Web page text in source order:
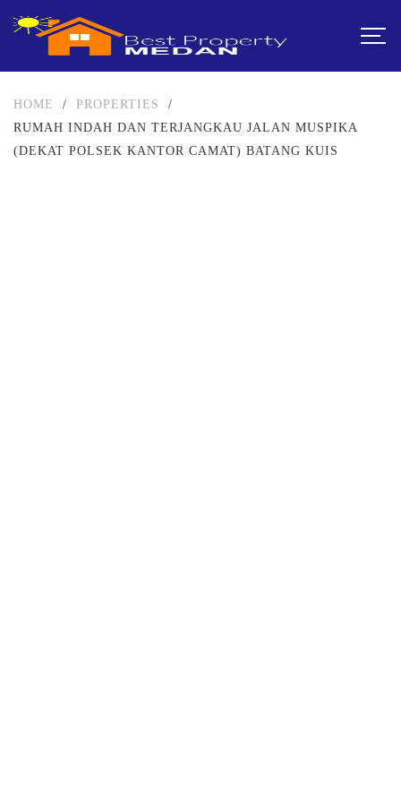
HOME / PROPERTIES
/
RUMAH INDAH DAN TERJANGKAU JALAN MUSPIKA
(DEKAT POLSEK KANTOR CAMAT) BATANG KUIS